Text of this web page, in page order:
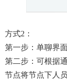
方式2：
第一步：单聊界
第二步：可根据
节点将节点下人